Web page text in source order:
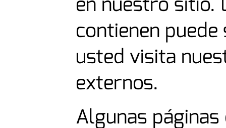
contienen
usted visita
externos.
Algunas